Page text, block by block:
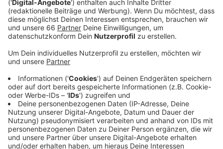
sind Gleisbauarbeiten.
Veröffentlicht:Freitag, 02.08.2024 13:13
Anzeige
Bis Dienstag früh 4 Uhr ist die Kreuzung für Autos aus
allen Richtungen komplett gesperrt. Umleitungen sind
ausgeschildert. Die Rheinbahn bittet Autofahrende,
den Bereich großräumig zu umfahren. Die Bahne der
Linien U75 und 701 fahren in der Zeit der Bauarbeiten
nur bis zu den Haltestellen "Lierenfeld Betriebshof"